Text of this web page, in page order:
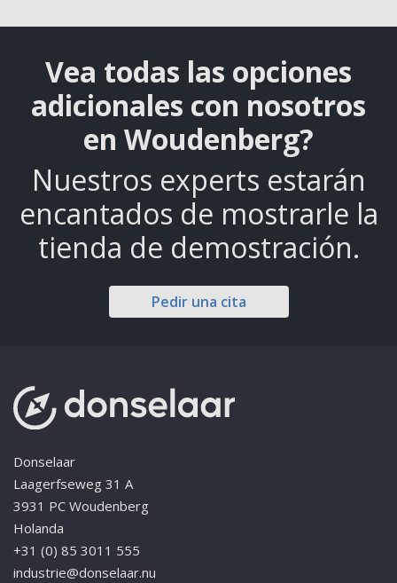
Vea todas las opciones
adicionales con nosotros
en Woudenberg?
Nuestros experts estarán
encantados de mostrarle la
tienda de demostración.
Pedir una cita
Donselaar
Laagerfseweg 31 A
3931 PC Woudenberg
Holanda
+31 (0) 85 3011 555
industrie@donselaar.nu